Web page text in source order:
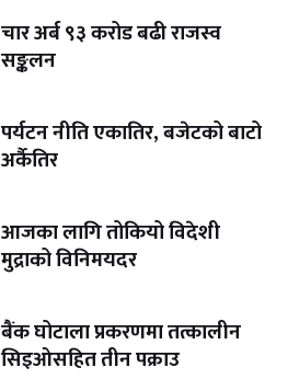
चार अर्ब ९३ करोड बढी राजस्व
सङ्कलन
पर्यटन नीति एकातिर, बजेटको बाटो
अर्कैतिर
आजका लागि तोकियो विदेशी
मुद्राको विनिमयदर
बैंक घोटाला प्रकरणमा तत्कालीन
सिइओसहित तीन पक्राउ